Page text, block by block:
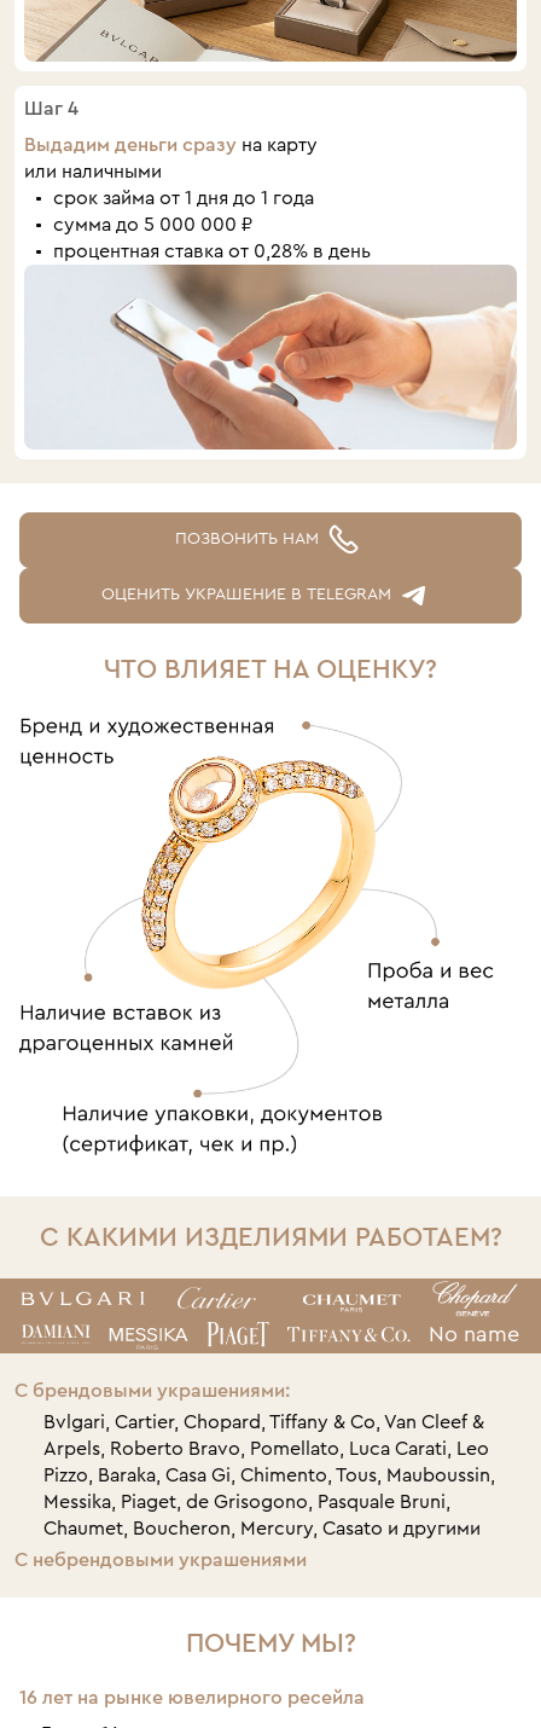
Шаг 4
Выдадим деньги сразу на карту
или наличными
срок займа от 1 дня до 1 года
сумма до 5 000 000 ₽
процентная ставка от 0,28% в день
ПОЗВОНИТЬ НАМ
ОЦЕНИТЬ УКРАШЕНИЕ В TELEGRAM
ЧТО ВЛИЯЕТ НА ОЦЕНКУ?
С КАКИМИ ИЗДЕЛИЯМИ РАБОТАЕМ?
No name
С брендовыми украшениями:
Bvlgari, Cartier, Chopard, Tiffany & Co, Van Cleef &
Arpels, Roberto Bravo, Pomellato, Luca Carati, Leo
Pizzo, Baraka, Casa Gi, Chimento, Tous, Mauboussin,
Messika, Piaget, de Grisogono, Pasquale Bruni,
Chaumet, Boucheron, Mercury, Casato и другими
С небрендовыми украшениями
ПОЧЕМУ МЫ?
16 лет на рынке ювелирного ресейла